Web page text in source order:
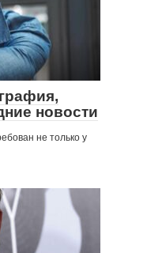
новости
не только у